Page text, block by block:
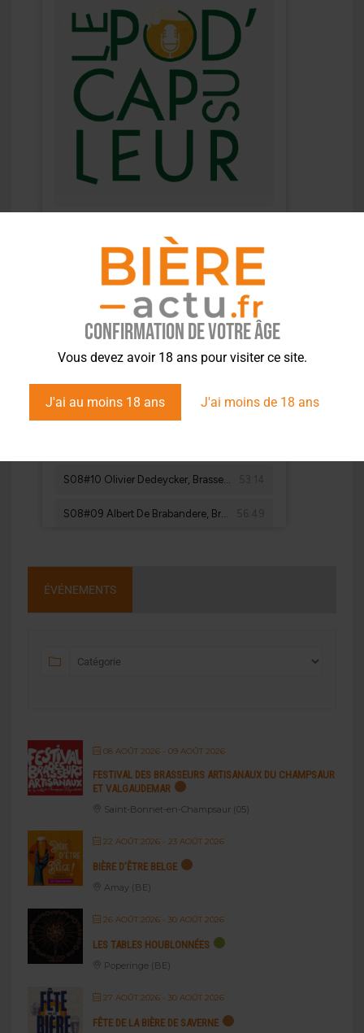
Confirmation de votre âge
Vous devez avoir 18 ans pour visiter ce site.
J'ai au moins 18 ans J'ai moins de 18 ans
ÉVÉNEMENTS
08 AOÛT 2026- 09 AOÛT 2026
FESTIVAL DES BRASSEURS ARTISANAUX DU CHAMPSAUR
ET VALGAUDEMAR
Saint-Bonnet-en-Champsaur (05)
22 AOÛT 2026- 23 AOÛT 2026
BIÈRE D’ÊTRE BELGE
Amay (BE)
26 AOÛT 2026- 30 AOÛT 2026
LES TABLES HOUBLONNÉES
Poperinge (BE)
27 AOÛT 2026- 30 AOÛT 2026
FÊTE DE LA BIÈRE DE SAVERNE